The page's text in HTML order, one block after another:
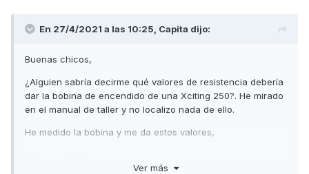
En 27/4/2021 a las 10:25, Capita dijo:
Buenas chicos,
¿Alguien sabría decirme qué valores de resistencia debería
dar la bobina de encendido de una Xciting 250?. He mirado
en el manual de taller y no localizo nada de ello.
He medido la bobina y me da estos valores,
Ver más